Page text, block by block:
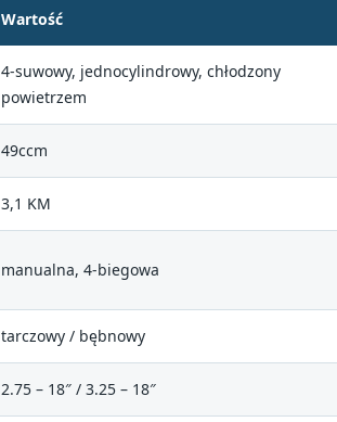
Wartość
4-suwowy, jednocylindrowy, chłodzony
powietrzem
49ccm
3,1 KM
manualna, 4-biegowa
tarczowy / bębnowy
2.75 – 18″ / 3.25 – 18″